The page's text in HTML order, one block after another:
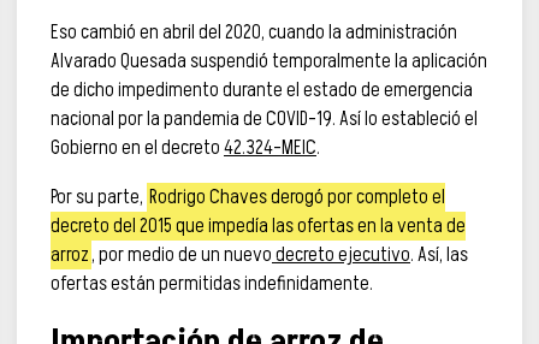
Eso cambió en abril del 2020, cuando la administración
Alvarado Quesada suspendió temporalmente la aplicación
de dicho impedimento durante el estado de emergencia
nacional por la pandemia de COVID-19. Así lo estableció el
Gobierno en el decreto42.324-MEIC.
Por su parte, Rodrigo Chaves derogó por completo el
decreto del 2015 que impedía las ofertas en la venta de
arroz, por medio de un nuevodecreto ejecutivo. Así, las
ofertas están permitidas indefinidamente.